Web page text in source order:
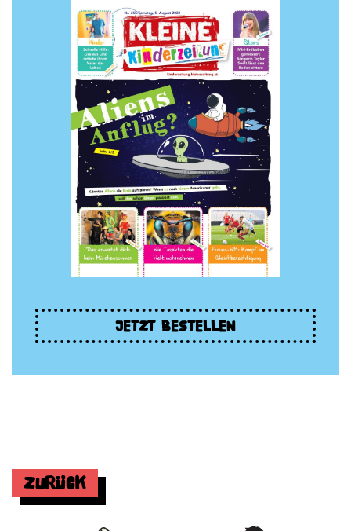
JETZT BESTELLEN
Zurück